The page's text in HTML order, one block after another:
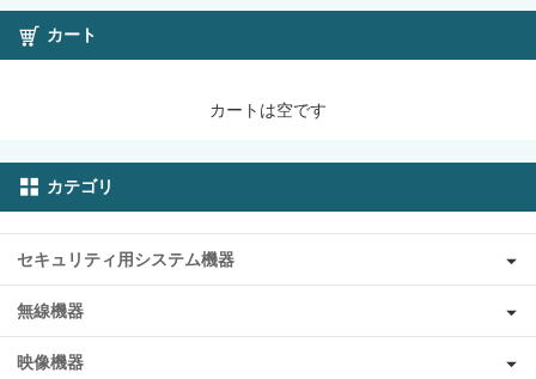
カート
カートは空です
カテゴリ
セキュリティ用システム機器
無線機器
映像機器